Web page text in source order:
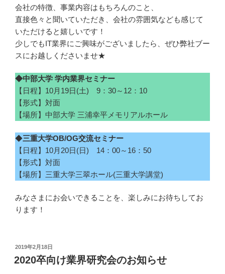
会社の特徴、事業内容はもちろんのこと、
直接色々と聞いていただき、会社の雰囲気なども感じて
いただけると嬉しいです！
少しでもIT業界にご興味がございましたら、ぜひ弊社ブー
スにお越しくださいませ★
◆中部大学 学内業界セミナー
【日程】10月19日(土) 9：30～12：10
【形式】対面
【場所】中部大学 三浦幸平メモリアルホール
◆三重大学OB/OG交流セミナー
【日程】10月20日(日) 14：00～16：50
【形式】対面
【場所】三重大学三翠ホール(三重大学講堂)
みなさまにお会いできることを、楽しみにお待ちしてお
ります！
投
稿
日:
2019年2月18日
2020卒向け業界研究会のお知らせ